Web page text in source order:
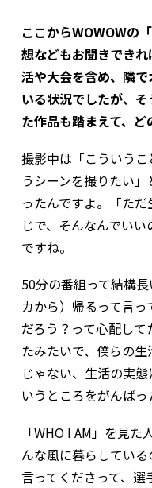
ここからWOWOWの
想などもお聞きでき
活や大会を含め、隣
いる状況でしたが、
た作品も踏まえて、
撮影中は「こういう
うシーンを撮りたい
ったんですよ。「た
じで、そんなんでい
ですね。
50分の番組って結構
カから）帰るって言
だろう？って心配し
たみたいで、僕らの生
じゃない、生活の実
いうところをがんばっ
「WHO I AM」を見
んな風に暮らしてい
言ってくださって、選